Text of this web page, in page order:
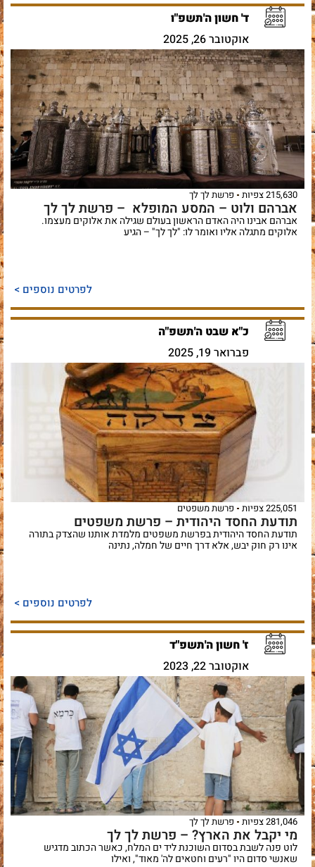
ד' חשון ה'תשפ"ו
אוקטובר 26, 2025
215,630 צפיות פרשת לך לך
אברהם ולוט – המסע המופלא – פרשת לך לך
אברהם אבינו היה האדם הראשון בעולם שגילה את אלוקים מעצמו.
אלוקים מתגלה אליו ואומר לו: "לך לך" – הגיע
לפרטים נוספים >
כ"א שבט ה'תשפ"ה
פברואר 19, 2025
225,051 צפיות פרשת משפטים
תודעת החסד היהודית – פרשת משפטים
תודעת החסד היהודית בפרשת משפטים מלמדת אותנו שהצדק בתורה
אינו רק חוק יבש, אלא דרך חיים של חמלה, נתינה
לפרטים נוספים >
ז' חשון ה'תשפ"ד
אוקטובר 22, 2023
281,046 צפיות פרשת לך לך
מי יקבל את הארץ? – פרשת לך לך
לוט פנה לשבת בסדום השוכנת ליד ים המלח, כאשר הכתוב מדגיש
שאנשי סדום היו "רעים וחטאים לה' מאוד", ואילו